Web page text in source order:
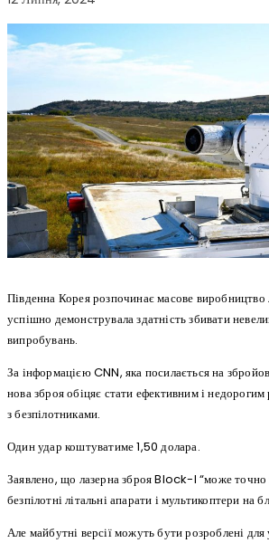
Південна Корея розпочинає масове виробництво
успішно демонструвала здатність збивати
випробувань.
За інформацією CNN, яка посилається на
нова зброя обіцяє стати ефективним і
з безпілотниками.
Один удар коштуватиме 1,50 долара.
Заявлено, що лазерна зброя Block-I “може точно
безпілотні літальні апарати і мультикоптери на
Але майбутні версії можуть бути розроблені